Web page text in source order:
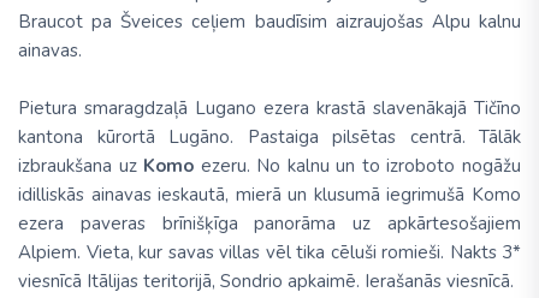
Braucot pa Šveices ceļiem baudīsim aizraujošas Alpu kalnu
ainavas.
Pietura smaragdzaļā Lugano ezera krastā slavenākajā Tičīno
kantona kūrortā Lugāno. Pastaiga pilsētas centrā. Tālāk
izbraukšana uz Komo ezeru. No kalnu un to izroboto nogāžu
idilliskās ainavas ieskautā, mierā un klusumā iegrimušā Komo
ezera paveras brīnišķīga panorāma uz apkārtesošajiem
Alpiem. Vieta, kur savas villas vēl tika cēluši romieši. Nakts 3*
viesnīcā Itālijas teritorijā, Sondrio apkaimē. Ierašanās viesnīcā.